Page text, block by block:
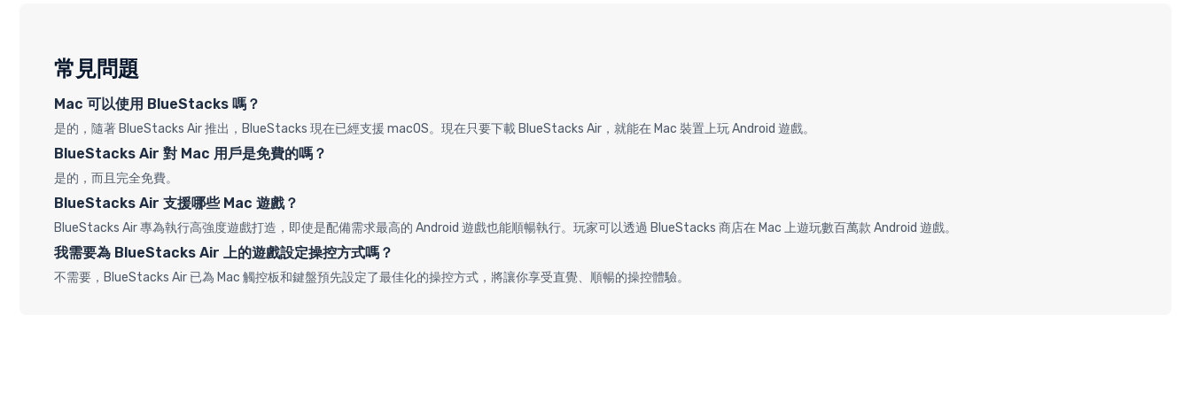
常見問題
Mac 可以使用 BlueStacks 嗎？
是的，隨著 BlueStacks Air 推出，BlueStacks 現在已經支援 macOS。現在只要下載 BlueStacks Air，就能在 Mac 裝置上玩 Android 遊戲。
BlueStacks Air 對 Mac 用戶是免費的嗎？
是的，而且完全免費。
BlueStacks Air 支援哪些 Mac 遊戲？
BlueStacks Air 專為執行高強度遊戲打造，即使是配備需求最高的 Android 遊戲也能順暢執行。玩家可以透過 BlueStacks 商店在 Mac 上遊玩數百萬款 Android 遊戲。
我需要為 BlueStacks Air 上的遊戲設定操控方式嗎？
不需要，BlueStacks Air 已為 Mac 觸控板和鍵盤預先設定了最佳化的操控方式，將讓你享受直覺、順暢的操控體驗。